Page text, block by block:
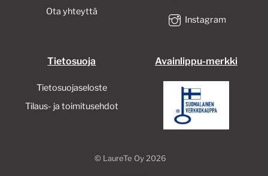
Ota yhteyttä
Instagram
Tietosuoja
Tietosuojaseloste
Tilaus- ja toimitusehdot
Avainlippu-merkki
© LaureTe Oy2026